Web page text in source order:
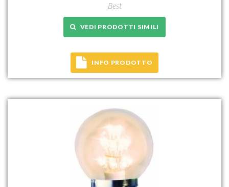
Best
VEDI PRODOTTI SIMILI
INFO PRODOTTO